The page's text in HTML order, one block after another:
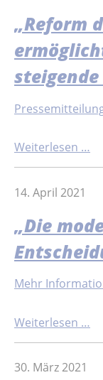
„Reform
Weiterlesen …
14. April 2021
„Die
Mehr
Weiterlesen …
30. März 2021